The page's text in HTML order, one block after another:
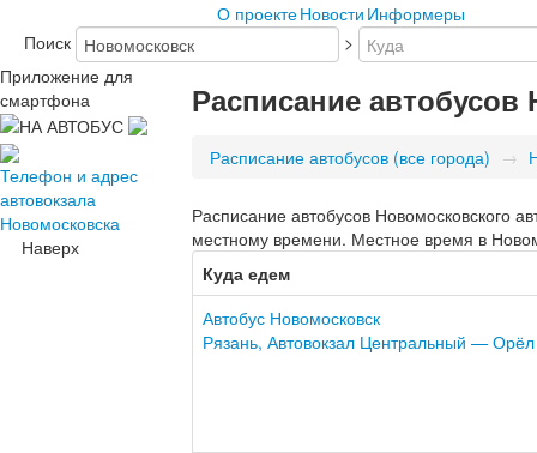
О проектеНовости Информеры
Поиск
>
Приложение для
смартфона
Телефон и адрес
автовокзала
Новомосковска
Наверх
Расписание автобусов
Расписание автобусов (все города) →
Расписание автобусов Новомосковского
местному времени. Местное время в
Куда едем
Автобус Новомосковск
Рязань, Автовокзал Центральный — Орёл